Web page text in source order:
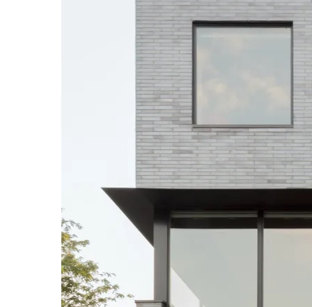
Mẫu nhà 3 tầng 4x16m nhỏ gọn